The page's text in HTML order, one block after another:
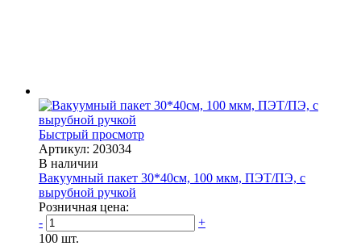
Быстрый просмотр
Артикул: 203034
В наличии
Вакуумный пакет 30*40см, 100 мкм, ПЭТ/ПЭ, с
вырубной ручкой
Розничная цена:
-
+
100 шт.